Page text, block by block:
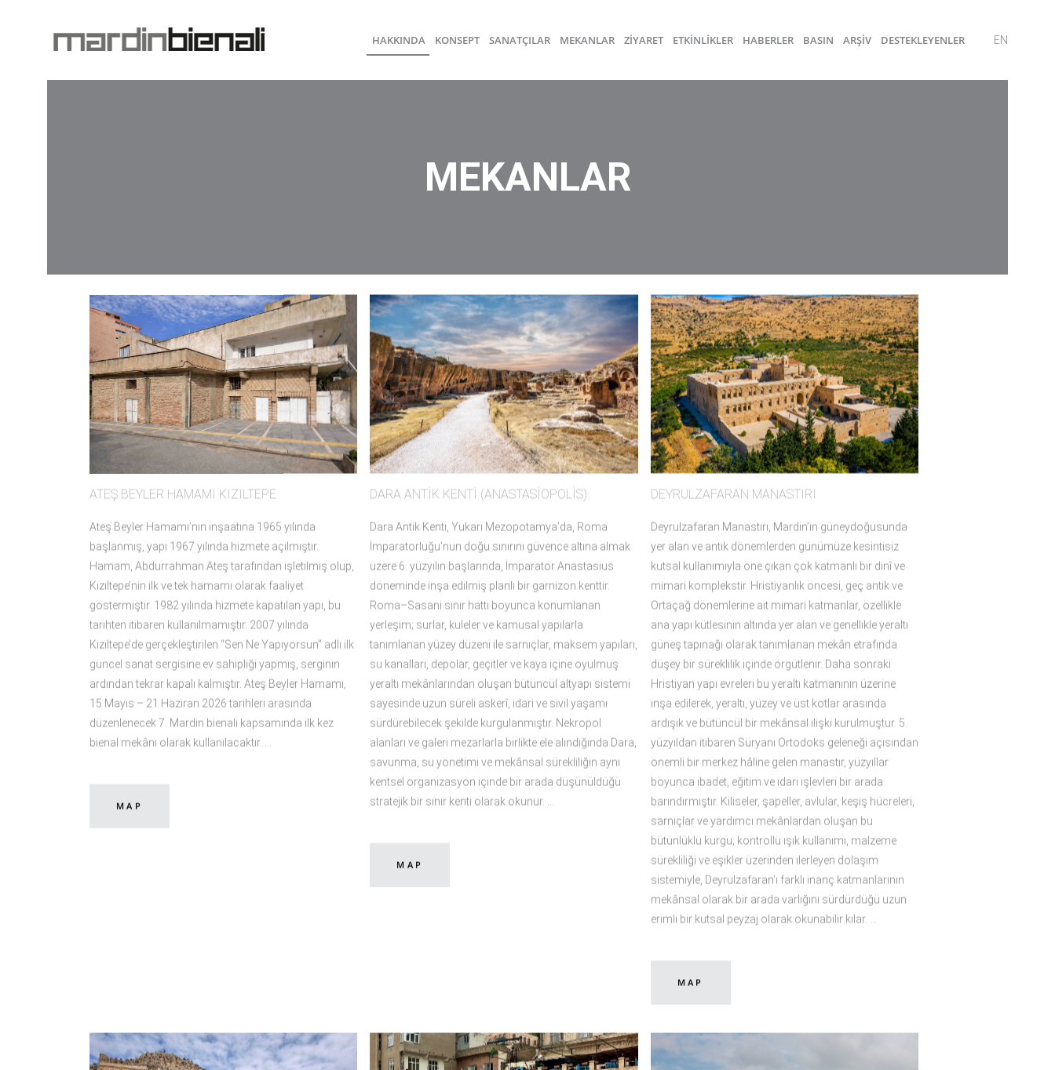
HAKKINDA KONSEPT SANATÇILAR MEKANLAR ZİYARET ETKİNLİKLER HABERLER BASIN ARŞİV DESTEKLEYENLER EN
MEKANLAR
ATEŞ BEYLER HAMAMI KIZILTEPE
Ateş Beyler Hamamı’nın inşaatına 1965 yılında
başlanmış, yapı 1967 yılında hizmete açılmıştır.
Hamam, Abdurrahman Ateş tarafından işletilmiş olup,
Kızıltepe’nin ilk ve tek hamamı olarak faaliyet
göstermiştir. 1982 yılında hizmete kapatılan yapı, bu
tarihten itibaren kullanılmamıştır. 2007 yılında
Kızıltepe’de gerçekleştirilen “Sen Ne Yapıyorsun” adlı ilk
güncel sanat sergisine ev sahipliği yapmış, serginin
ardından tekrar kapalı kalmıştır. Ateş Beyler Hamamı,
15 Mayıs – 21 Haziran 2026 tarihleri arasında
düzenlenecek 7. Mardin bienali kapsamında ilk kez
bienal mekânı olarak kullanılacaktır.
MAP
DARA ANTİK KENTİ (ANASTASİOPOLİS)
Dara Antik Kenti, Yukarı Mezopotamya’da, Roma
İmparatorluğu’nun doğu sınırını güvence altına almak
üzere 6. yüzyılın başlarında, İmparator Anastasius
döneminde inşa edilmiş planlı bir garnizon kenttir.
Roma–Sasani sınır hattı boyunca konumlanan
yerleşim; surlar, kuleler ve kamusal yapılarla
tanımlanan yüzey düzeni ile sarnıçlar, maksem yapıları,
su kanalları, depolar, geçitler ve kaya içine oyulmuş
yeraltı mekânlarından oluşan bütüncül altyapı sistemi
sayesinde uzun süreli askerî, idari ve sivil yaşamı
sürdürebilecek şekilde kurgulanmıştır. Nekropol
alanları ve galeri mezarlarla birlikte ele alındığında Dara,
savunma, su yönetimi ve mekânsal sürekliliğin aynı
kentsel organizasyon içinde bir arada düşünüldüğü
stratejik bir sınır kenti olarak okunur.
MAP
DEYRULZAFARAN MANASTIRI
Deyrulzafaran Manastırı, Mardin’in güneydoğusunda
yer alan ve antik dönemlerden günümüze kesintisiz
kutsal kullanımıyla öne çıkan çok katmanlı bir dinî ve
mimari komplekstir. Hristiyanlık öncesi, geç antik ve
Ortaçağ dönemlerine ait mimari katmanlar, özellikle
ana yapı kütlesinin altında yer alan ve genellikle yeraltı
güneş tapınağı olarak tanımlanan mekân etrafında
düşey bir süreklilik içinde örgütlenir. Daha sonraki
Hristiyan yapı evreleri bu yeraltı katmanının üzerine
inşa edilerek, yeraltı, yüzey ve üst kotlar arasında
ardışık ve bütüncül bir mekânsal ilişki kurulmuştur. 5.
yüzyıldan itibaren Süryani Ortodoks geleneği açısından
önemli bir merkez hâline gelen manastır, yüzyıllar
boyunca ibadet, eğitim ve idari işlevleri bir arada
barındırmıştır. Kiliseler, şapeller, avlular, keşiş hücreleri,
sarnıçlar ve yardımcı mekânlardan oluşan bu
bütünlüklü kurgu; kontrollü ışık kullanımı, malzeme
sürekliliği ve eşikler üzerinden ilerleyen dolaşım
sistemiyle, Deyrulzafaran’ı farklı inanç katmanlarının
mekânsal olarak bir arada varlığını sürdürdüğü uzun
erimli bir kutsal peyzaj olarak okunabilir kılar.
MAP